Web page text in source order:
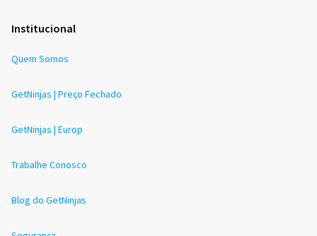
Institucional
Quem Somos
GetNinjas | Preço Fechado
GetNinjas | Europ
Trabalhe Conosco
Blog do GetNinjas